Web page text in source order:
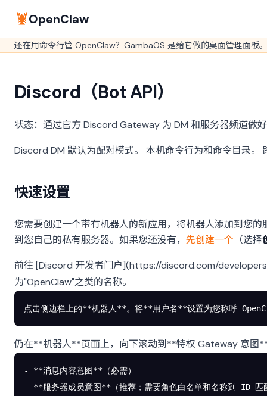
🦞OpenClaw
还在用命令行管 OpenClaw？GambaOS 是给它做的桌面管理面板
Discord（Bot API）
状态：通过官方 Discord Gateway 为 DM 和服务器频道做
Discord DM 默认为配对模式。 本机命令行为和命令目录。
快速设置
您需要创建一个带有机器人的新应用，将机器人添加到您
到您自己的私有服务器。如果您还没有， 先创建一个 （选择
前往 [Discord 开发者门户](https://discord.com/
为"OpenClaw"之类的名称。
点击侧边栏上的**机器人**。将**用户名**设置为您称呼
仍在**机器人**页面上，向下滚动到**特权 Gateway 意图
- **消息内容意图**（必需）
- **服务器成员意图**（推荐；需要角色白名单和名称到 ID 匹